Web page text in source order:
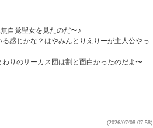
自覚聖女を見たのだ〜♪
感じかな？はやみんとりえりーが主人公やっ
りのサーカス団は割と面白かったのだよ〜
(2026/07/08 07:58)